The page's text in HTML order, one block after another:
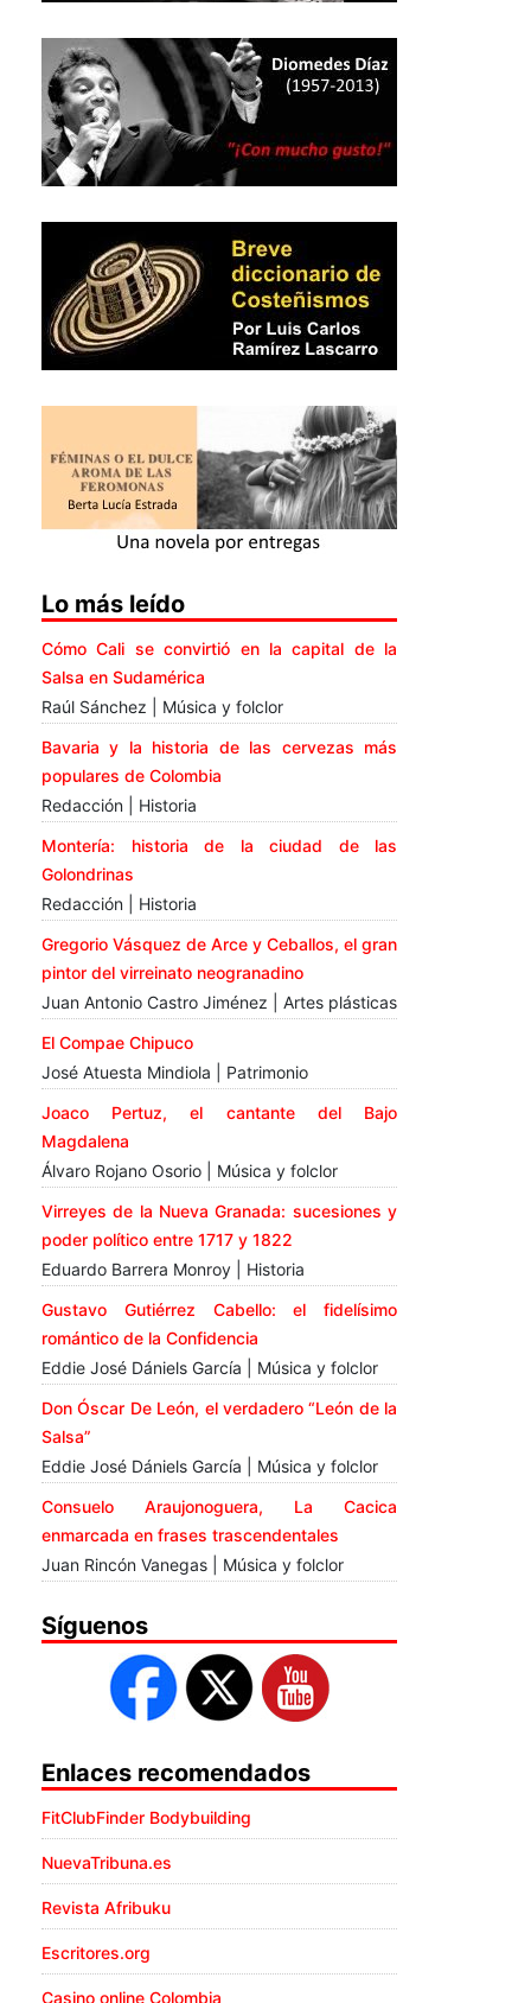
Lo más leído
Cómo Cali se convirtió en la capital de la
Salsa en Sudamérica
Raúl Sánchez | Música y folclor
Bavaria y la historia de las cervezas más
populares de Colombia
Redacción | Historia
Montería: historia de la ciudad de las
Golondrinas
Redacción | Historia
Gregorio Vásquez de Arce y Ceballos, el gran
pintor del virreinato neogranadino
Juan Antonio Castro Jiménez | Artes plásticas
El Compae Chipuco
José Atuesta Mindiola | Patrimonio
Joaco Pertuz, el cantante del Bajo
Magdalena
Álvaro Rojano Osorio | Música y folclor
Virreyes de la Nueva Granada: sucesiones y
poder político entre 1717 y 1822
Eduardo Barrera Monroy | Historia
Gustavo Gutiérrez Cabello: el fidelísimo
romántico de la Confidencia
Eddie José Dániels García | Música y folclor
Don Óscar De León, el verdadero “León de la
Salsa”
Eddie José Dániels García | Música y folclor
Consuelo Araujonoguera, La Cacica
enmarcada en frases trascendentales
Juan Rincón Vanegas | Música y folclor
Síguenos
Enlaces recomendados
FitClubFinder Bodybuilding
NuevaTribuna.es
Revista Afribuku
Escritores.org
Casino online Colombia